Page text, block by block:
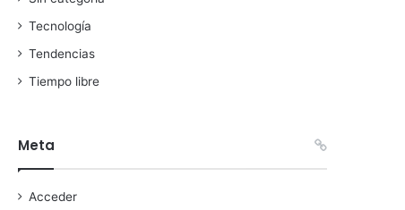
Tecnología
Tendencias
Tiempo libre
Meta
Acceder